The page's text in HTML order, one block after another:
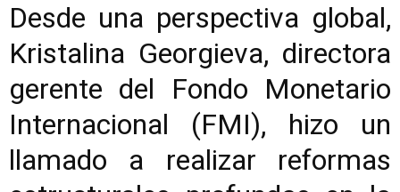
Desde una perspectiva global,
Kristalina Georgieva, directora
gerente del Fondo Monetario
Internacional (FMI), hizo un
llamado a realizar reformas